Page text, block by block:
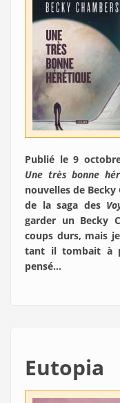
Publié le 9
Une très bonne
nouvelles de Becky
de la saga des
garder un Becky
coups durs, mais
tant il tombait à
pensé…
Eutopia